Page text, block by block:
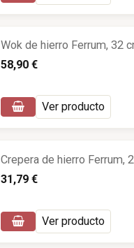
Wok de hierro Ferrum, 32
58,90 €
Ver producto
Crepera de hierro Ferrum,
31,79 €
Ver producto